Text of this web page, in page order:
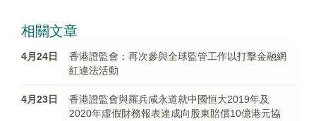
相關文章
4月24日
香港證監會：再次參與全球監管工作以打擊金融網
紅違法活動
4月23日
香港證監會與羅兵咸永道就中國恒大2019年及
2020年虛假財務報表達成向股東賠償10億港元協